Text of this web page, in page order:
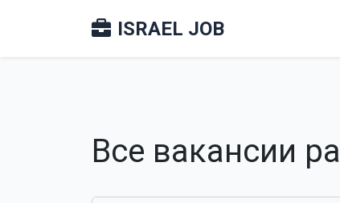
ISRAEL JOB
Все вакансии